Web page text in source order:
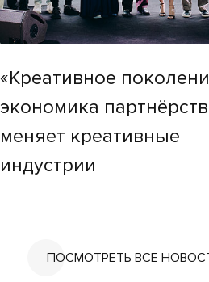
«Креативное
экономика партнёрств
меняет креативные
индустрии
ПОСМОТРЕТЬ ВСЕ